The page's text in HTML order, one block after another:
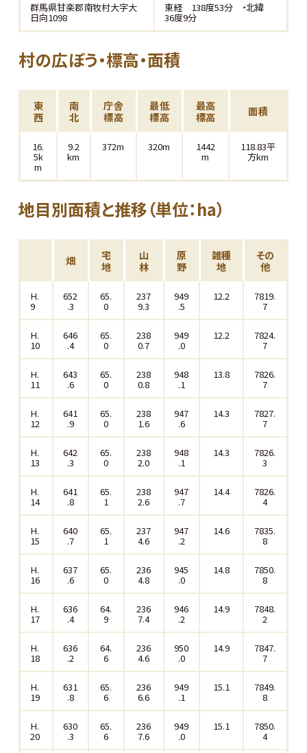
群馬県甘楽郡南牧村大字大
日向1098
東経 138度53分 ・北緯
36度9分
村の広ぼう・標高・面積
東
西
南
北
庁舎
標高
最低
標高
最高
標高
面積
16.
5k
m
9.2
km
372m 320m 1442
m
118.83平
方km
地目別面積と推移（単位：ha）
畑
宅
地
山
林
原
野
雑種
地
その
他
H.
9
652
.3
65.
0
237
9.3
949
.5
12.2 7819.
7
H.
10
646
.4
65.
0
238
0.7
949
.0
12.2 7824.
7
H.
11
643
.6
65.
0
238
0.8
948
.1
13.8 7826.
7
H.
12
641
.9
65.
0
238
1.6
947
.6
14.3 7827.
7
H.
13
642
.3
65.
0
238
2.0
948
.1
14.3 7826.
3
H.
14
641
.8
65.
1
238
2.6
947
.7
14.4 7826.
4
H.
15
640
.7
65.
1
237
4.6
947
.2
14.6 7835.
8
H.
16
637
.6
65.
0
236
4.8
945
.0
14.8 7850.
8
H.
17
636
.4
64.
9
236
7.4
946
.2
14.9 7848.
2
H.
18
636
.2
64.
6
236
4.6
950
.0
14.9 7847.
7
H.
19
631
.8
65.
6
236
6.6
949
.1
15.1 7849.
8
H.
20
630
.3
65.
6
236
7.6
949
.0
15.1 7850.
4